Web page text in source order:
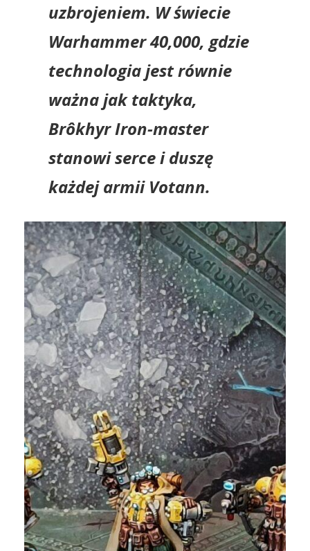
uzbrojeniem. W świecie
Warhammer 40,000, gdzie
technologia jest równie
ważna jak taktyka,
Brôkhyr Iron-master
stanowi serce i duszę
każdej armii Votann.